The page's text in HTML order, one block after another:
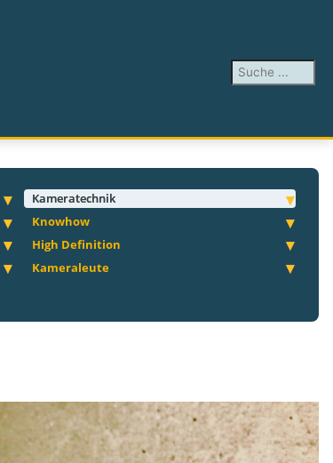
Suchen ...
Kameratechnik
Knowhow
High Definition
Kameraleute